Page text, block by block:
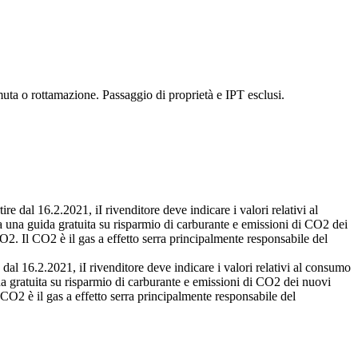
o rottamazione. Passaggio di proprietà e IPT esclusi.
dal 16.2.2021, iI rivenditore deve indicare i valori relativi al
guida gratuita su risparmio di carburante e emissioni di CO2 dei
Il CO2 è il gas a effetto serra principalmente responsabile del
16.2.2021, iI rivenditore deve indicare i valori relativi al consumo
su risparmio di carburante e emissioni di CO2 dei nuovi
è il gas a effetto serra principalmente responsabile del